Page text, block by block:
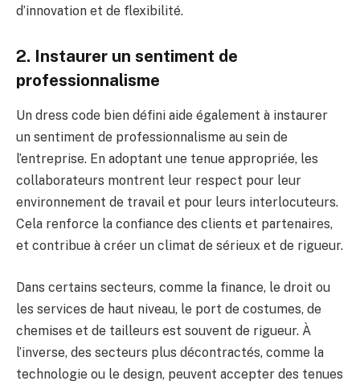
d’innovation et de flexibilité.
2. Instaurer un sentiment de
professionnalisme
Un dress code bien défini aide également à instaurer
un sentiment de professionnalisme au sein de
l’entreprise. En adoptant une tenue appropriée, les
collaborateurs montrent leur respect pour leur
environnement de travail et pour leurs interlocuteurs.
Cela renforce la confiance des clients et partenaires,
et contribue à créer un climat de sérieux et de rigueur.
Dans certains secteurs, comme la finance, le droit ou
les services de haut niveau, le port de costumes, de
chemises et de tailleurs est souvent de rigueur. À
l’inverse, des secteurs plus décontractés, comme la
technologie ou le design, peuvent accepter des tenues